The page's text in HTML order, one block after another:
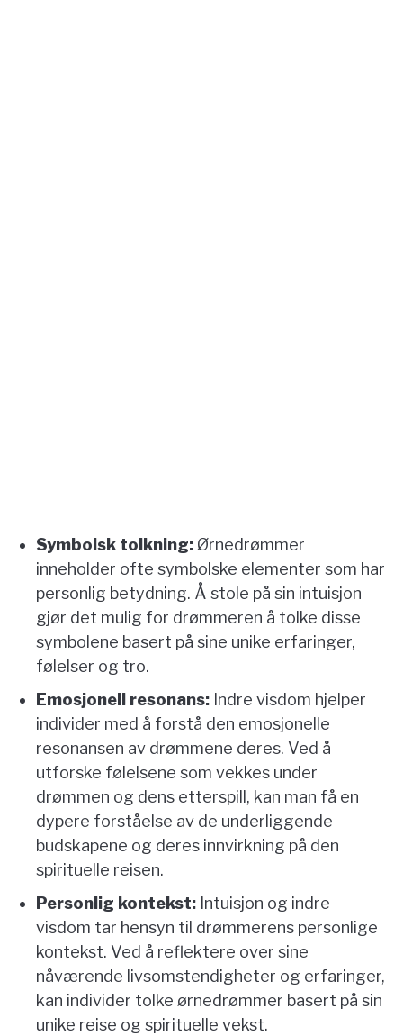
Symbolsk tolkning:Ørnedrømmer
inneholder ofte symbolske elementer som har
personlig betydning. Å stole på sin intuisjon
gjør det mulig for drømmeren å tolke disse
symbolene basert på sine unike erfaringer,
følelser og tro.
Emosjonell resonans: Indre visdom hjelper
individer med å forstå den emosjonelle
resonansen av drømmene deres. Ved å
utforske følelsene som vekkes under
drømmen og dens etterspill, kan man få en
dypere forståelse av de underliggende
budskapene og deres innvirkning på den
spirituelle reisen.
Personlig kontekst: Intuisjon og indre
visdom tar hensyn til drømmerens personlige
kontekst. Ved å reflektere over sine
nåværende livsomstendigheter og erfaringer,
kan individer tolke ørnedrømmer basert på sin
unike reise og spirituelle vekst.